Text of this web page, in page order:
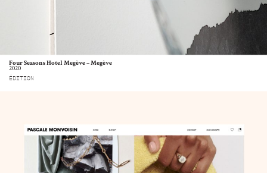
Four Seasons Hotel Megève – Megève
2020
ÉDITION